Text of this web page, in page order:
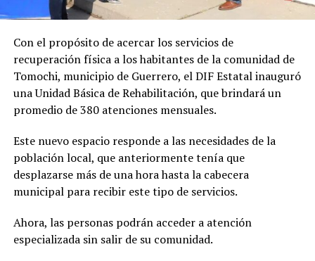
Con el propósito de acercar los servicios de
recuperación física a los habitantes de la comunidad de
Tomochi, municipio de Guerrero, el DIF Estatal inauguró
una Unidad Básica de Rehabilitación, que brindará un
promedio de 380 atenciones mensuales.
Este nuevo espacio responde a las necesidades de la
población local, que anteriormente tenía que
desplazarse más de una hora hasta la cabecera
municipal para recibir este tipo de servicios.
Ahora, las personas podrán acceder a atención
especializada sin salir de su comunidad.